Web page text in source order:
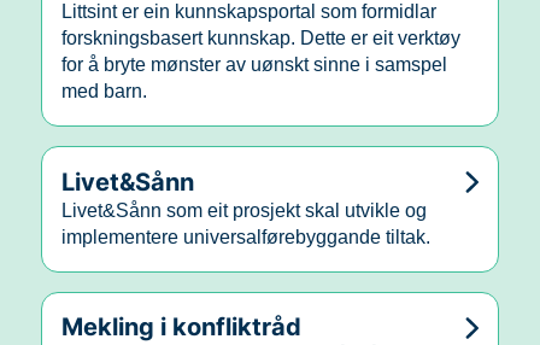
Littsint er ein kunnskapsportal som formidlar
forskningsbasert kunnskap. Dette er eit verktøy
for å bryte mønster av uønskt sinne i samspel
med barn.
Livet&Sånn
Livet&Sånn som eit prosjekt skal utvikle og
implementere universalførebyggande tiltak.
Mekling i konfliktråd